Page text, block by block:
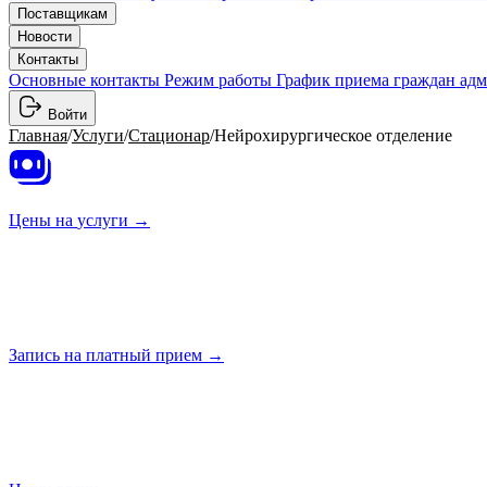
Поставщикам
Новости
Контакты
Основные контакты Режим работы График приема граждан
Войти
Главная/Услуги/Стационар/Нейрохирургическое отделение
Цены на услуги →
Запись на платный прием →